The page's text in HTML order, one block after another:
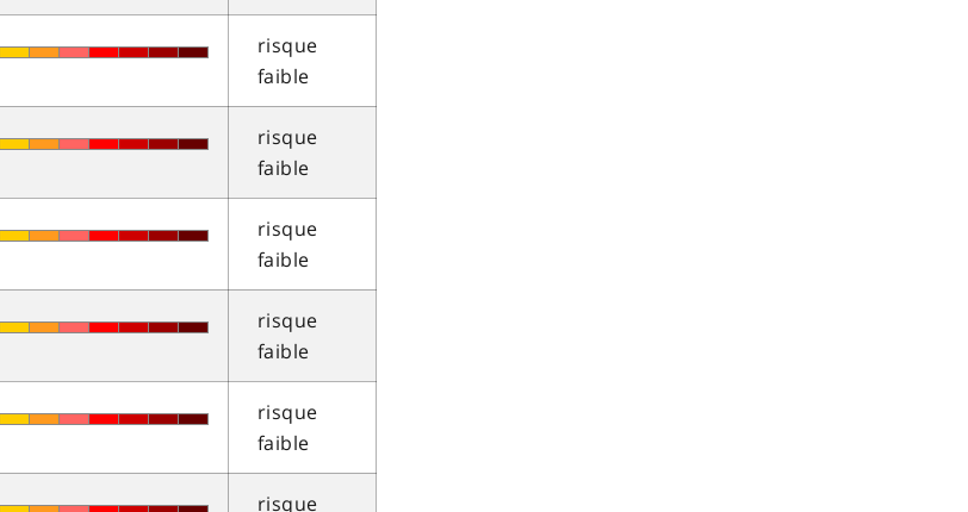
risque
faible
risque
faible
risque
faible
risque
faible
risque
faible
risque